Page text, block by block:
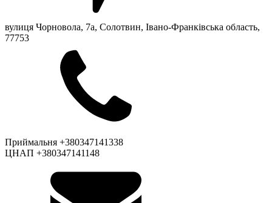
вулиця Чорновола, 7a, Солотвин, Івано-Франківська область,
77753
Приймальня +380347141338
ЦНАП +380347141148